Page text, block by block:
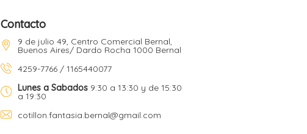
Contacto
9 de julio 49, Centro Comercial Bernal,
Buenos Aires/ Dardo Rocha 1000 Bernal
4259-7766 / 1165440077
Lunes a Sabados9:30 a 13:30 y de 15:30
a 19:30
cotillon.fantasia.bernal@gmail.com